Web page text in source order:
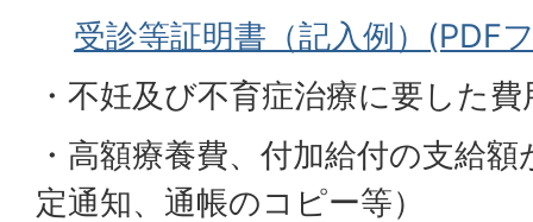
受診等証明書（記入例）(PDF
・不妊及び不育症治療に要した
・高額療養費、付加給付の支給
定通知、通帳のコピー等）